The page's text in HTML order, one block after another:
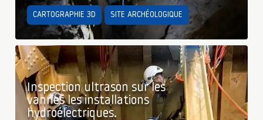
CARTOGRAPHIE 3D SITE ARCHÉOLOGIQUE
Inspection ultrason sur les
vannes les installations
hydroélectriques.